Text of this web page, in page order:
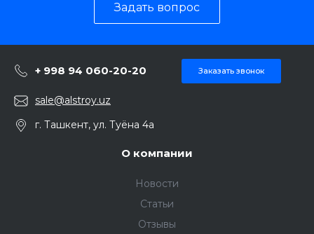
Задать вопрос
+ 998 94 060-20-20 Заказать звонок
sale@alstroy.uz
г. Ташкент, ул. Туёна 4а
О компании
Новости
Статьи
Отзывы